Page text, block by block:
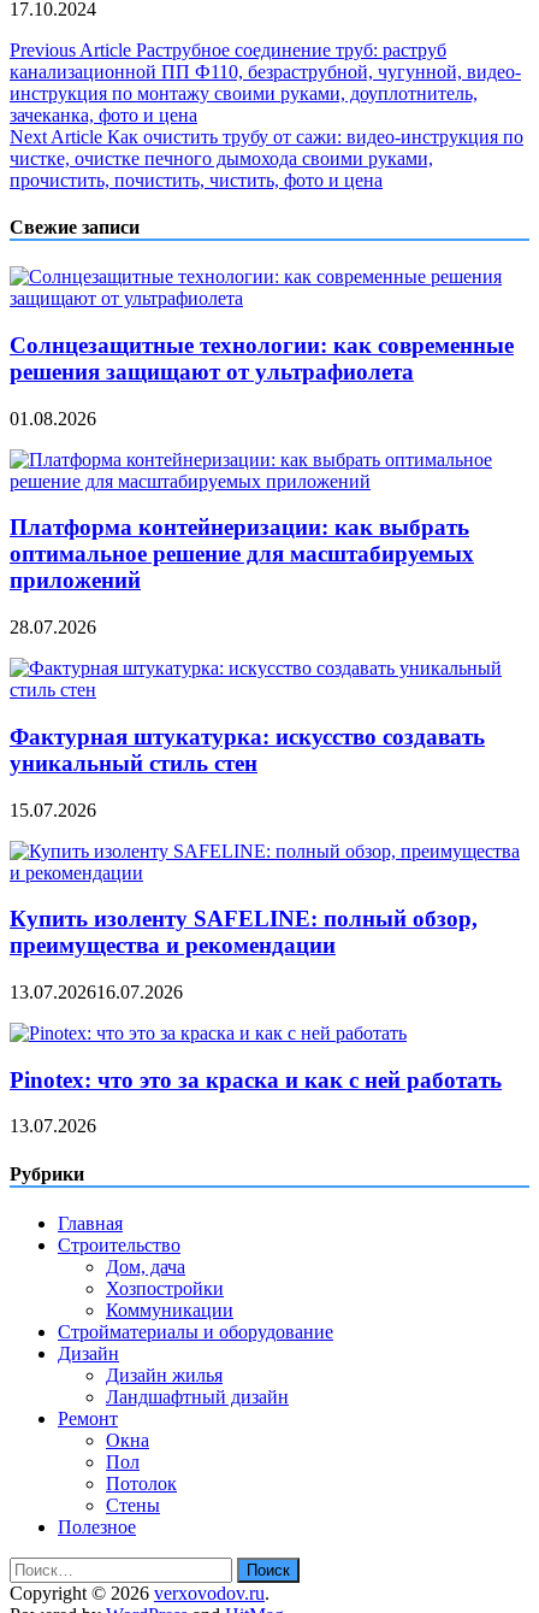
17.10.2024
Навигация
по
записям
Previous Article Раструбное соединение труб: раструб
канализационной ПП Ф110, безраструбной, чугунной, видео-
инструкция по монтажу своими руками, доуплотнитель,
зачеканка, фото и цена
Next Article Как очистить трубу от сажи: видео-инструкция по
чистке, очистке печного дымохода своими руками,
прочистить, почистить, чистить, фото и цена
Свежие записи
Солнцезащитные технологии: как современные
решения защищают от ультрафиолета
01.08.2026
Платформа контейнеризации: как выбрать
оптимальное решение для масштабируемых
приложений
28.07.2026
Фактурная штукатурка: искусство создавать
уникальный стиль стен
15.07.2026
Купить изоленту SAFELINE: полный обзор,
преимущества и рекомендации
13.07.202616.07.2026
Pinotex: что это за краска и как с ней работать
13.07.2026
Рубрики
Главная
Строительство
Дом, дача
Хозпостройки
Коммуникации
Стройматериалы и оборудование
Дизайн
Дизайн жилья
Ландшафтный дизайн
Ремонт
Окна
Пол
Потолок
Стены
Полезное
Найти:
Copyright © 2026 verxovodov.ru.